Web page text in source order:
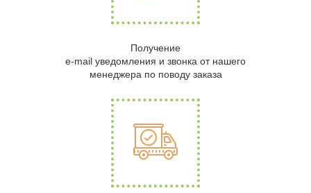
Получение
e-mail уведомления и звонка от нашего
менеджера по поводу заказа